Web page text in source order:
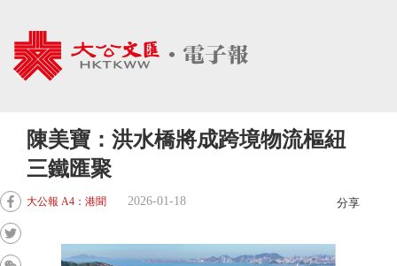
陳美寶：洪水橋將成跨境物流樞紐
三鐵匯聚
大公報 A4：港聞 2026-01-18 分享